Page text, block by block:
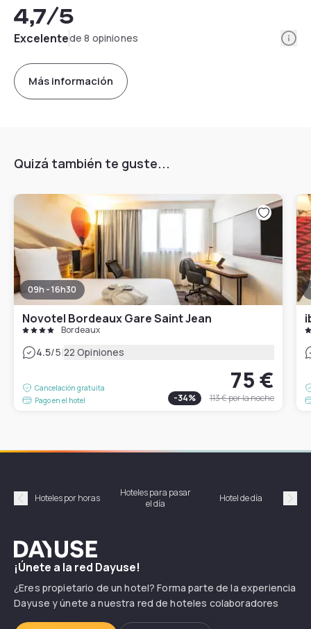
4,7/5
Excelentede 8 opiniones
Más información
Quizá también te guste...
09h - 16h30
Novotel Bordeaux Gare Saint Jean
Bordeaux
4.5/5|22 Opiniones
Cancelación gratuita
Pago en el hotel
75 €
-34% 113 €por la noche
Précédent
Hoteles por horas
Hoteles para pasar
el día
Hotel de día
Dayuse
¡Únete a la red Dayuse!
¿Eres propietario de un hotel? Forma parte de la experiencia
Dayuse y únete a nuestra red de hoteles colaboradores